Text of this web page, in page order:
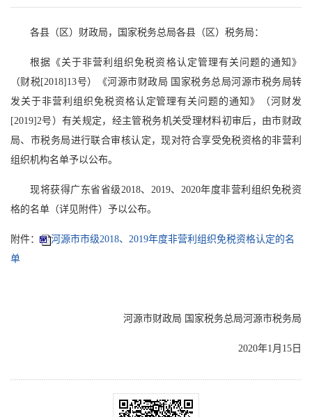
各县（区）财政局，国家税务总局各县（区）税务局：
根据《关于非营利组织免税资格认定管理有关问题的通知》
（财税[2018]13号）《河源市财政局 国家税务总局河源市税务局转
发关于非营利组织免税资格认定管理有关问题的通知》（河财发
[2019]2号）有关规定，经主管税务机关受理材料初审后，由市财政
局、市税务局进行联合审核认定，现对符合享受免税资格的非营利
组织机构名单予以公布。
现将获得广东省省级2018、2019、2020年度非营利组织免税资
格的名单（详见附件）予以公布。
附件：
河源市市级2018、2019年度非营利组织免税资格认定的名
单
河源市财政局 国家税务总局河源市税务局
2020年1月15日